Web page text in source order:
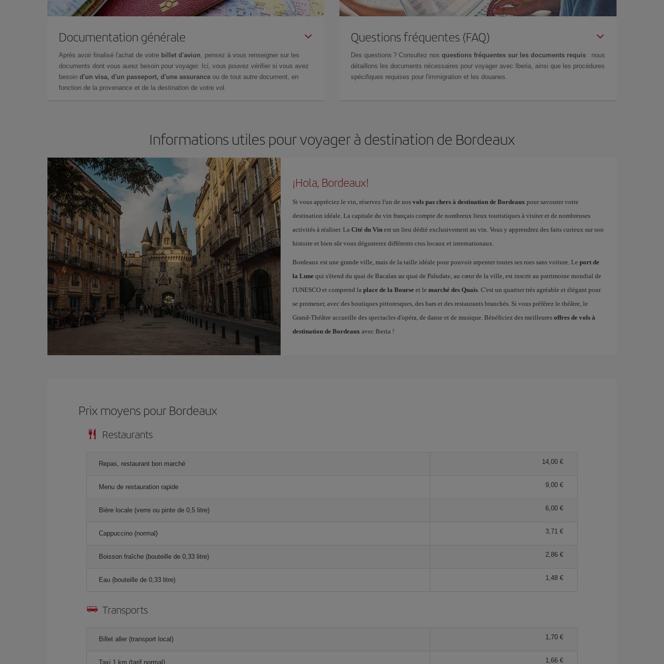
Documentation générale
Après avoir finalisé l'achat de votre billet d'avion, pensez à vous renseigner sur les
documents dont vous aurez besoin pour voyager. Ici, vous pouvez vérifier si vous avez
besoin d'un visa, d'un passeport, d'une assurance ou de tout autre document, en
fonction de la provenance et de la destination de votre vol.
Questions fréquentes (FAQ)
Des questions ? Consultez nos questions fréquentes sur les documents requis : nous
détaillons les documents nécessaires pour voyager avec Iberia, ainsi que les procédures
spécifiques requises pour l'immigration et les douanes.
Informations utiles pour voyager à destination de Bordeaux
¡Hola, Bordeaux!
Si vous appréciez le vin, réservez l'un de nos vols pas chers à destination de Bordeaux pour savourer votre
destination idéale. La capitale du vin français compte de nombreux lieux touristiques à visiter et de nombreuses
activités à réaliser. La Cité du Vinest un lieu dédié exclusivement au vin. Vous y apprendrez des faits curieux sur son
histoire et bien sûr vous dégusterez différents crus locaux et internationaux.
Bordeaux est une grande ville, mais de la taille idéale pour pouvoir arpenter toutes ses rues sans voiture. Le port de
la Lunequi s'étend du quai de Bacalan au quai de Paludate, au cœur de la ville, est inscrit au patrimoine mondial de
l'UNESCO et comprend la place de la Bourseet le marché des Quais. C'est un quartier très agréable et élégant pour
se promener, avec des boutiques pittoresques, des bars et des restaurants branchés. Si vous préférez le théâtre, le
Grand-Théâtre accueille des spectacles d'opéra, de danse et de musique. Bénéficiez des meilleures offres de vols à
destination de Bordeaux avec Iberia !
Prix ​​moyens pour Bordeaux
Restaurants
Repas, restaurant bon marché 14,00 €
Menu de restauration rapide 9,00 €
Bière locale (verre ou pinte de 0,5 litre) 6,00 €
Cappuccino (normal) 3,71 €
Boisson fraîche (bouteille de 0,33 litre) 2,86 €
Eau (bouteille de 0,33 litre) 1,48 €
Transports
Billet aller (transport local) 1,70 €
Taxi 1 km (tarif normal) 1,66 €